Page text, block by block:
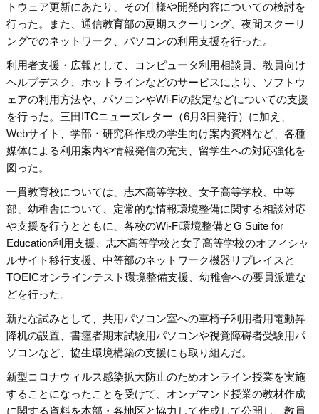
トウェア更新にあたり、その仕様や開発内容についての検討を
行った。また、通信教育部の夏期スクーリング、夜間スクーリ
ングでのネットワーク、パソコンの利用支援を行った。
利用者支援・広報として、コンピュータ利用相談員、教員向け
ヘルプデスク、ホットラインなどのサービスにより、ソフトウ
ェアの利用方法や、パソコンやWi-Fiの設定などについての支援
を行った。三田ITCニューズレター（6月3日発行）に加え、
Webサイト、学部・研究科作成の学生向け案内資料など、各種
媒体による利用案内や情報発信の充実、留学生への対応強化を
図った。
一貫教育校については、志木高等学校、女子高等学校、中等
部、幼稚舎について、定常的な情報環境整備に関する相談対応
や支援を行うとともに、各校のWi-Fi環境整備とG Suite for
Education利用支援、志木高等学校と女子高等学校のオフィシャ
ルサイト移行支援、中等部のネットワーク機器リプレイスと
TOEICオンラインテスト環境整備支援、幼稚舎への要員派遣な
どを行った。
新たな試みとして、共用パソコン室への車椅子利用者用電動昇
降机の設置、書痙者期末試験用パソコンや視覚障碍者受験用パ
ソコンなど、協生環境構築の支援にも取り組んだ。
新型コロナウィルス感染拡大防止のためオンライン授業を実施
することになったことを受けて、オンデマンド授業の教材作成
に関する資料を本部・各地区と協力して作成して公開し、教員